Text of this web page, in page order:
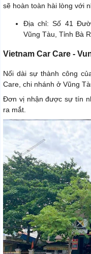
sẽ hoàn toàn hài lòng với
Địa chỉ: Số 41
Vũng Tàu, Tỉnh Bà
Vietnam Car Care -
Nối dài sự thành công
Care, chi nhánh ở Vũng
Đơn vị nhận được sự tín
ra mắt.